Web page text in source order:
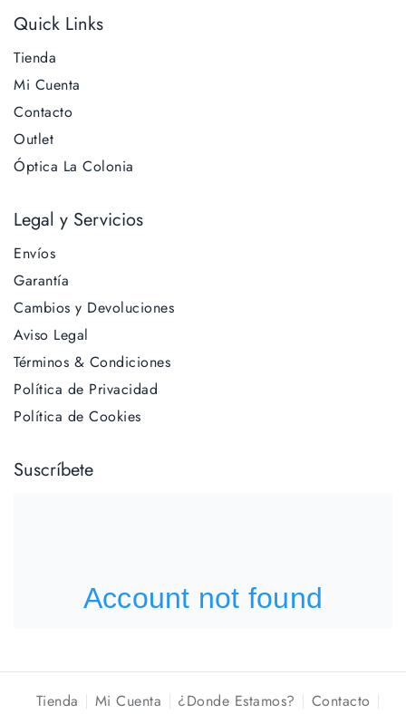
Quick Links
Tienda
Mi Cuenta
Contacto
Outlet
Óptica La Colonia
Legal y Servicios
Envíos
Garantía
Cambios y Devoluciones
Aviso Legal
Términos & Condiciones
Política de Privacidad
Política de Cookies
Suscríbete
Tienda Mi Cuenta ¿Donde Estamos? Contacto